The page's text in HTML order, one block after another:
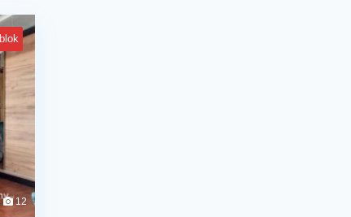
blok
12